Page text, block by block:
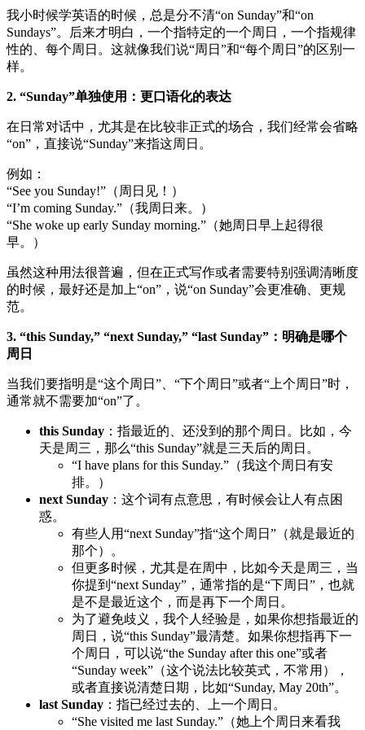
我小时候学英语的时候，总是分不清“on Sunday”和“on
Sundays”。后来才明白，一个指特定的一个周日，一个指规律
性的、每个周日。这就像我们说“周日”和“每个周日”的区别一
样。
2. “Sunday”单独使用：更口语化的表达
在日常对话中，尤其是在比较非正式的场合，我们经常会省略
“on”，直接说“Sunday”来指这周日。
例如：
“See you Sunday!”（周日见！）
“I’m coming Sunday.”（我周日来。）
“She woke up early Sunday morning.”（她周日早上起得很
早。）
虽然这种用法很普遍，但在正式写作或者需要特别强调清晰度
的时候，最好还是加上“on”，说“on Sunday”会更准确、更规
范。
3. “this Sunday,” “next Sunday,” “last Sunday”：明确是哪个
周日
当我们要指明是“这个周日”、“下个周日”或者“上个周日”时，
通常就不需要加“on”了。
this Sunday ：指最近的、还没到的那个周日。比如，今
天是周三，那么“this Sunday”就是三天后的周日。
“I have plans for this Sunday.”（我这个周日有安
排。）
next Sunday ：这个词有点意思，有时候会让人有点困
惑。
有些人用“next Sunday”指“这个周日”（就是最近的
那个）。
但更多时候，尤其是在周中，比如今天是周三，当
你提到“next Sunday”，通常指的是“下周日”，也就
是不是最近这个，而是再下一个周日。
为了避免歧义，我个人经验是，如果你想指最近的
周日，说“this Sunday”最清楚。如果你想指再下一
个周日，可以说“the Sunday after this one”或者
“Sunday week”（这个说法比较英式，不常用），
或者直接说清楚日期，比如“Sunday, May 20th”。
last Sunday ：指已经过去的、上一个周日。
“She visited me last Sunday.”（她上个周日来看我